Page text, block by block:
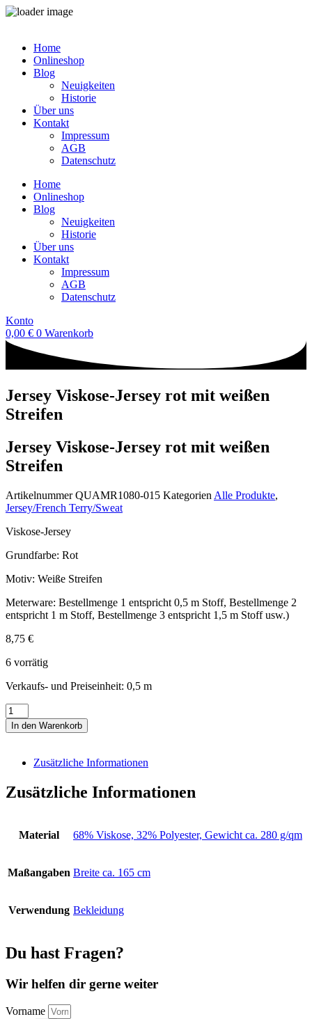
springenHome
Onlineshop
Blog
Neuigkeiten
Historie
Über uns
Kontakt
Impressum
AGB
Datenschutz
Home
Onlineshop
Blog
Neuigkeiten
Historie
Über uns
Kontakt
Impressum
AGB
Datenschutz
Konto
0,00 € 0 Warenkorb
Jersey Viskose-Jersey rot mit weißen
Streifen
Jersey Viskose-Jersey rot mit weißen
Streifen
ArtikelnummerQUAMR1080-015 Kategorien Alle Produkte,
Jersey/French Terry/Sweat
Viskose-Jersey
Grundfarbe: Rot
Motiv: Weiße Streifen
Meterware: Bestellmenge 1 entspricht 0,5 m Stoff, Bestellmenge 2
entspricht 1 m Stoff, Bestellmenge 3 entspricht 1,5 m Stoff usw.)
8,75 €
6 vorrätig
Verkaufs- und Preiseinheit: 0,5 m
Jersey
Viskose-
Jersey
weißen
Streifen
Menge
In den Warenkorb
Zusätzliche Informationen
Zusätzliche Informationen
Material 68% Viskose, 32% Polyester, Gewicht ca. 280 g/qm
Maßangaben Breite ca. 165 cm
Verwendung Bekleidung
Du hast Fragen?
Wir helfen dir gerne weiter
Vorname